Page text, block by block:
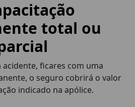
total ou
acidente, ficares com uma
o seguro cobrirá o valor
indicado na apólice.